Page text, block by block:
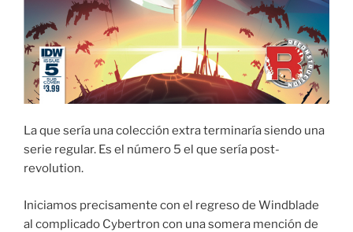
La que sería una colección extra terminaría siendo una
serie regular. Es el número 5 el que sería post-
revolution.
Iniciamos precisamente con el regreso de Windblade
al complicado Cybertron con una somera mención de